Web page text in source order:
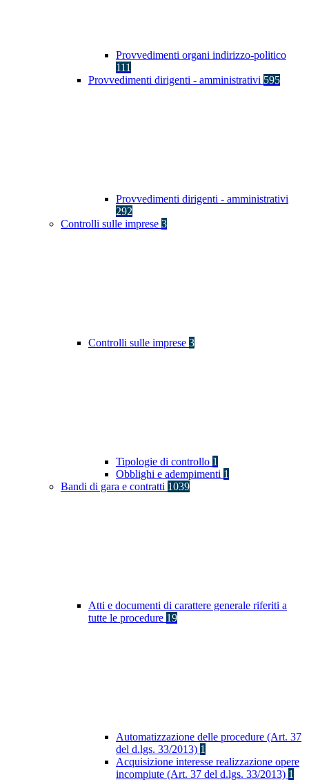
Provvedimenti organi indirizzo-politico
111
Provvedimenti dirigenti - amministrativi 595
Provvedimenti dirigenti - amministrativi
292
Controlli sulle imprese 3
Controlli sulle imprese 3
Tipologie di controllo 1
Obblighi e adempimenti 1
Bandi di gara e contratti 1039
Atti e documenti di carattere generale riferiti a
tutte le procedure 19
Automatizzazione delle procedure (Art. 37
del d.lgs. 33/2013) 1
Acquisizione interesse realizzazione opere
incompiute (Art. 37 del d.lgs. 33/2013) 1